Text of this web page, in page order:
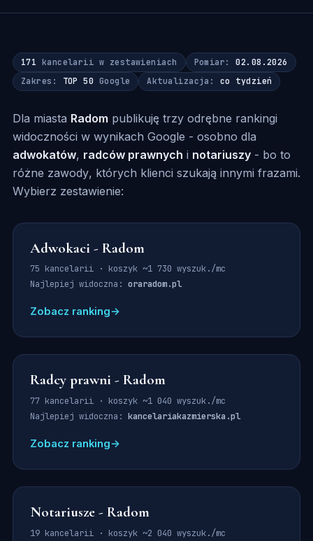
171 kancelarii w zestawieniach Pomiar:02.08.2026
Zakres: TOP 50 Google Aktualizacja: co tydzień
Dla miasta Radom publikuję trzy odrębne rankingi
widoczności w wynikach Google - osobno dla
adwokatów, radców prawnych i notariuszy- bo to
różne zawody, których klienci szukają innymi frazami.
Wybierz zestawienie:
Adwokaci - Radom
75 kancelarii · koszyk ~1 730 wyszuk./mc
Najlepiej widoczna: oraradom.pl
Zobacz ranking→
Radcy prawni - Radom
77 kancelarii · koszyk ~1 040 wyszuk./mc
Najlepiej widoczna: kancelariakazmierska.pl
Zobacz ranking→
Notariusze - Radom
19 kancelarii · koszyk ~2 040 wyszuk./mc